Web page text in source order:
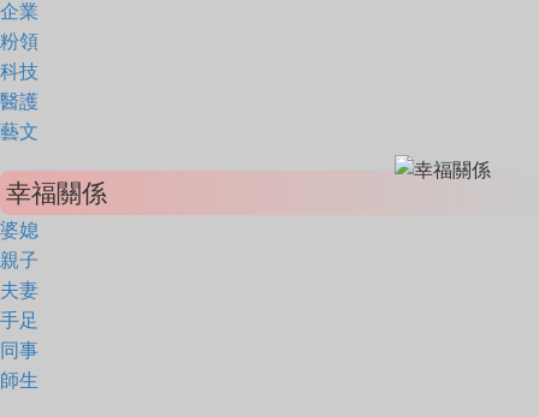
企業
粉領
科技
醫護
藝文
幸福關係
婆媳
親子
夫妻
手足
同事
師生